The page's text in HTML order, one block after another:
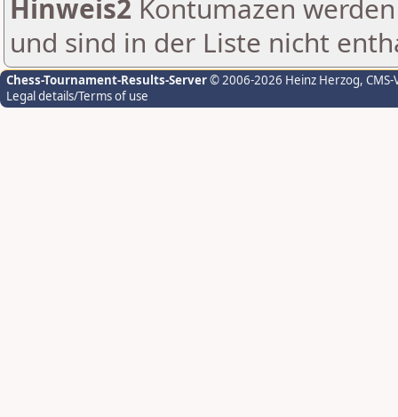
Hinweis2 Kontumazen
und sind in der Liste nicht
Chess-Tournament-Results-Server© 2006-2026 Heinz Herzog,
Legal details/Terms of use